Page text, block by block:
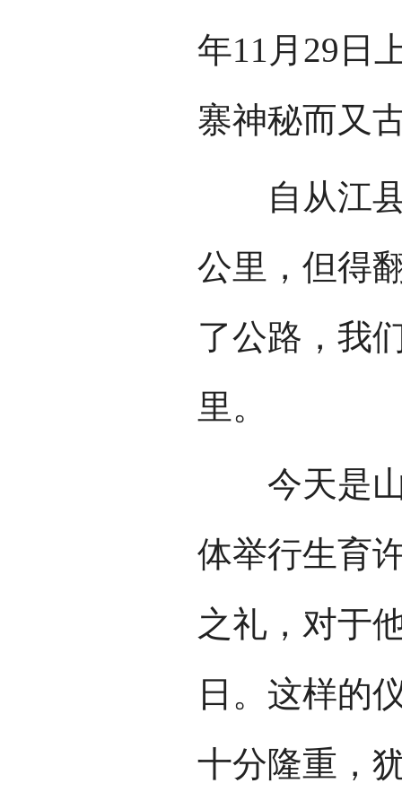
年11月29日
寨神秘而又
自从江县
公里，但得
了公路，我
里。
今天是山
体举行生育
之礼，对于
日。这样的
十分隆重，